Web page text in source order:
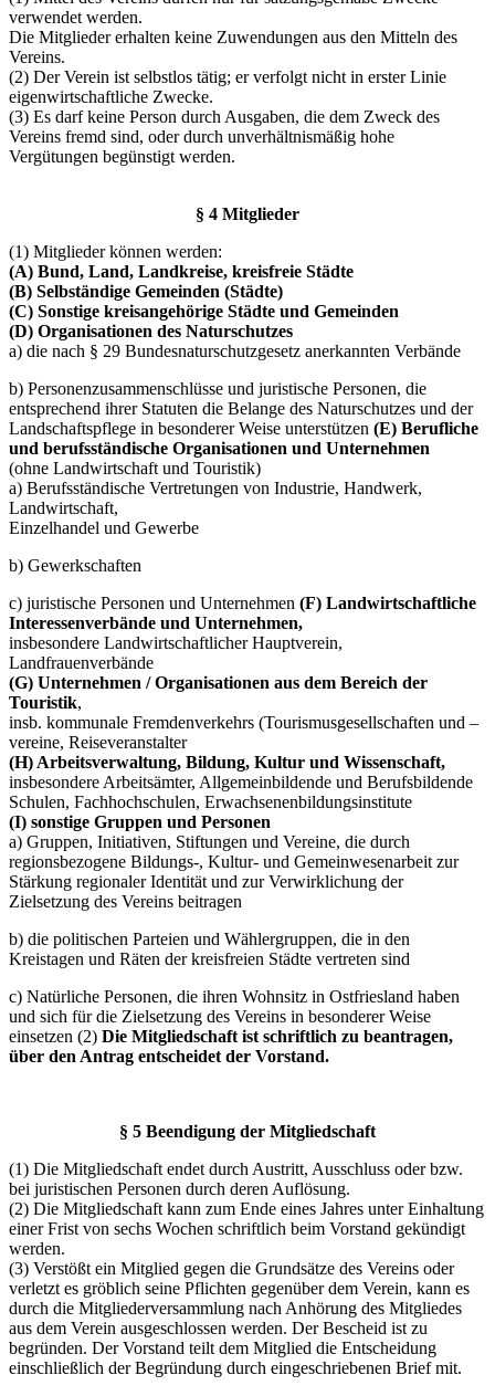
verwendet werden.
Die Mitglieder erhalten keine Zuwendungen aus den Mitteln des
Vereins.
(2) Der Verein ist selbstlos tätig; er verfolgt nicht in erster Linie
eigenwirtschaftliche Zwecke.
(3) Es darf keine Person durch Ausgaben, die dem Zweck des
Vereins fremd sind, oder durch unverhältnismäßig hohe
Vergütungen begünstigt werden.
§ 4 Mitglieder
(1) Mitglieder können werden:
(A) Bund, Land, Landkreise, kreisfreie Städte
(B) Selbständige Gemeinden (Städte)
(C) Sonstige kreisangehörige Städte und Gemeinden
(D) Organisationen des Naturschutzes
a) die nach § 29 Bundesnaturschutzgesetz anerkannten Verbände
b) Personenzusammenschlüsse und juristische Personen, die
entsprechend ihrer Statuten die Belange des Naturschutzes und der
Landschaftspflege in besonderer Weise unterstützen (E) Berufliche
und berufsständische Organisationen und Unternehmen
(ohne Landwirtschaft und Touristik)
a) Berufsständische Vertretungen von Industrie, Handwerk,
Landwirtschaft,
Einzelhandel und Gewerbe
b) Gewerkschaften
c) juristische Personen und Unternehmen (F) Landwirtschaftliche
Interessenverbände und Unternehmen,
insbesondere Landwirtschaftlicher Hauptverein,
Landfrauenverbände
(G) Unternehmen / Organisationen aus dem Bereich der
Touristik,
insb. kommunale Fremdenverkehrs (Tourismusgesellschaften und –
vereine, Reiseveranstalter
(H) Arbeitsverwaltung, Bildung, Kultur und Wissenschaft,
insbesondere Arbeitsämter, Allgemeinbildende und Berufsbildende
Schulen, Fachhochschulen, Erwachsenenbildungsinstitute
(I) sonstige Gruppen und Personen
a) Gruppen, Initiativen, Stiftungen und Vereine, die durch
regionsbezogene Bildungs-, Kultur- und Gemeinwesenarbeit zur
Stärkung regionaler Identität und zur Verwirklichung der
Zielsetzung des Vereins beitragen
b) die politischen Parteien und Wählergruppen, die in den
Kreistagen und Räten der kreisfreien Städte vertreten sind
c) Natürliche Personen, die ihren Wohnsitz in Ostfriesland haben
und sich für die Zielsetzung des Vereins in besonderer Weise
einsetzen (2) Die Mitgliedschaft ist schriftlich zu beantragen,
über den Antrag entscheidet der Vorstand.
§ 5 Beendigung der Mitgliedschaft
(1) Die Mitgliedschaft endet durch Austritt, Ausschluss oder bzw.
bei juristischen Personen durch deren Auflösung.
(2) Die Mitgliedschaft kann zum Ende eines Jahres unter Einhaltung
einer Frist von sechs Wochen schriftlich beim Vorstand gekündigt
werden.
(3) Verstößt ein Mitglied gegen die Grundsätze des Vereins oder
verletzt es gröblich seine Pflichten gegenüber dem Verein, kann es
durch die Mitgliederversammlung nach Anhörung des Mitgliedes
aus dem Verein ausgeschlossen werden. Der Bescheid ist zu
begründen. Der Vorstand teilt dem Mitglied die Entscheidung
einschließlich der Begründung durch eingeschriebenen Brief mit.